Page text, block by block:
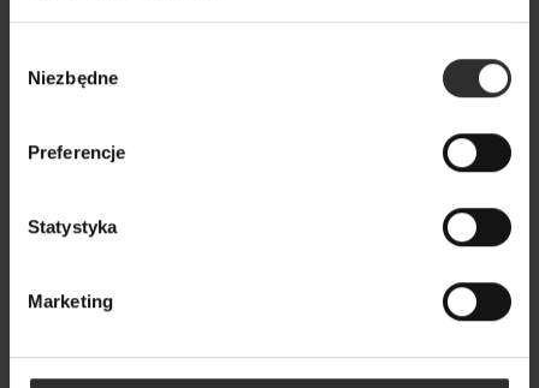
zgody
Niezbędne
Preferencje
Statystyka
Marketing
Nowy